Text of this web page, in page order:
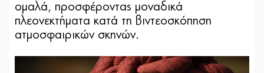
ομαλά, προσφέροντας μοναδικά
πλεονεκτήματα κατά τη βιντεοσκόπηση
ατμοσφαιρικών σκηνών.